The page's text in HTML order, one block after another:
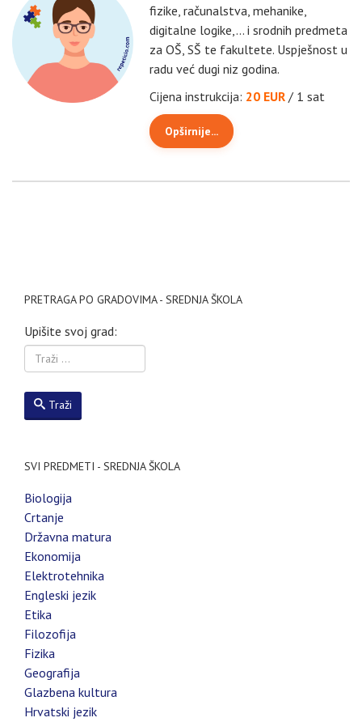
fizike, računalstva, mehanike,
digitalne logike,... i srodnih predmeta
za OŠ, SŠ te fakultete. Uspješnost u
radu već dugi niz godina.
Cijena instrukcija: 20 EUR / 1 sat
Opširnije...
PRETRAGA PO GRADOVIMA - SREDNJA ŠKOLA
Upišite svoj grad:
Traži
SVI PREDMETI - SREDNJA ŠKOLA
Biologija
Crtanje
Državna matura
Ekonomija
Elektrotehnika
Engleski jezik
Etika
Filozofija
Fizika
Geografija
Glazbena kultura
Hrvatski jezik